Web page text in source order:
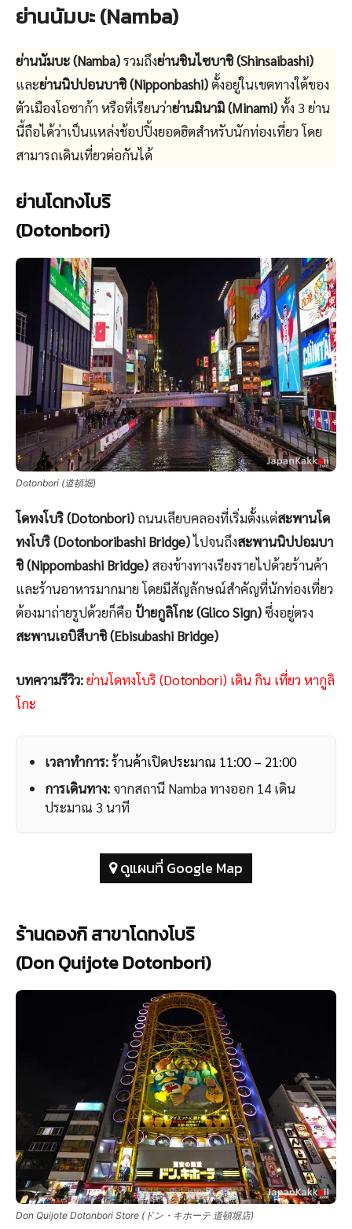
ย่านนัมบะ (Namba)
ย่านนัมบะ (Namba)รวมถึงย่านชินไซบาชิ (Shinsaibashi)
และย่านนิปปอนบาชิ (Nipponbashi)ตั้งอยู่ในเขตทางใต้ของ
ตัวเมืองโอซาก้า หรือที่เรียนว่าย่านมินามิ (Minami)ทั้ง 3 ย่าน
นี้ถือได้ว่าเป็นแหล่งช้อปปิ้งยอดฮิตสำหรับนักท่องเที่ยว โดย
สามารถเดินเที่ยวต่อกันได้
ย่านโดทงโบริ
(Dotonbori)
Dotonbori (道頓堀)
โดทงโบริ (Dotonbori) ถนนเลียบคลองที่เริ่มตั้งแต่สะพานโด
ทงโบริ (Dotonboribashi Bridge)ไปจนถึงสะพานนิปปอมบา
ชิ (Nippombashi Bridge) สองข้างทางเรียงรายไปด้วยร้านค้า
และร้านอาหารมากมาย โดยมีสัญลักษณ์สำคัญที่นักท่องเที่ยว
ต้องมาถ่ายรูปด้วยก็คือป้ายกูลิโกะ (Glico Sign)ซึ่งอยู่ตรง
สะพานเอบิสึบาชิ (Ebisubashi Bridge)
บทความรีวิว:ย่านโดทงโบริ (Dotonbori) เดิน กิน เที่ยว หากูลิ
โกะ
เวลาทำการ:ร้านค้าเปิดประมาณ 11:00 – 21:00
การเดินทาง: จากสถานี Namba ทางออก 14 เดิน
ประมาณ 3 นาที
ดูแผนที่ Google Map
ร้านดองกิ สาขาโดทงโบริ
(Don Quijote Dotonbori)
Don Quijote Dotonbori Store (ドン・キホーテ 道頓堀店)